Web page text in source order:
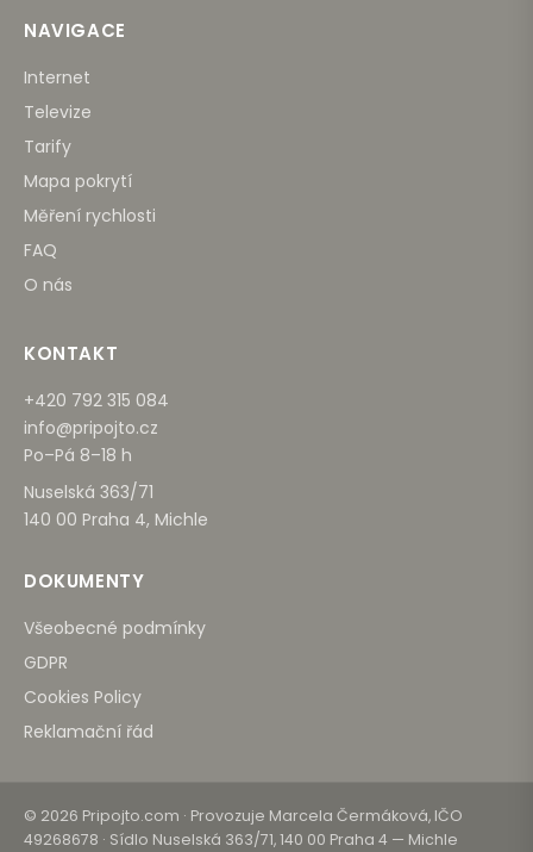
NAVIGACE
Internet
Televize
Tarify
Mapa pokrytí
Měření rychlosti
FAQ
O nás
KONTAKT
+420 792 315 084
info@pripojto.cz
Po–Pá 8–18 h
Nuselská 363/71
140 00 Praha 4, Michle
DOKUMENTY
Všeobecné podmínky
GDPR
Cookies Policy
Reklamační řád
© 2026 Pripojto.com · Provozuje Marcela Čermáková, IČO
49268678 · Sídlo Nuselská 363/71, 140 00 Praha 4 — Michle